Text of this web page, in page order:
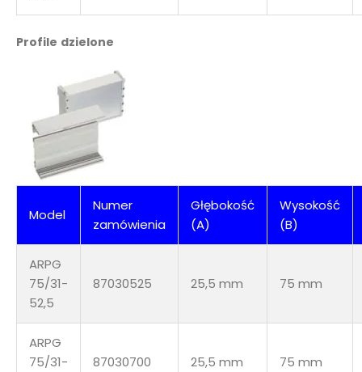
Profile dzielone
Model
Numer
zamówienia
Głębokość
(A)
Wysokość
(B)
ARPG
75/31-
52,5
87030525 25,5 mm 75 mm
ARPG
75/31-
87030700 25,5 mm 75 mm